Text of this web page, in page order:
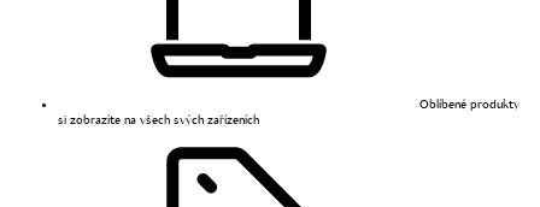
Oblíbené produkty
si zobrazíte na všech svých zařízeních